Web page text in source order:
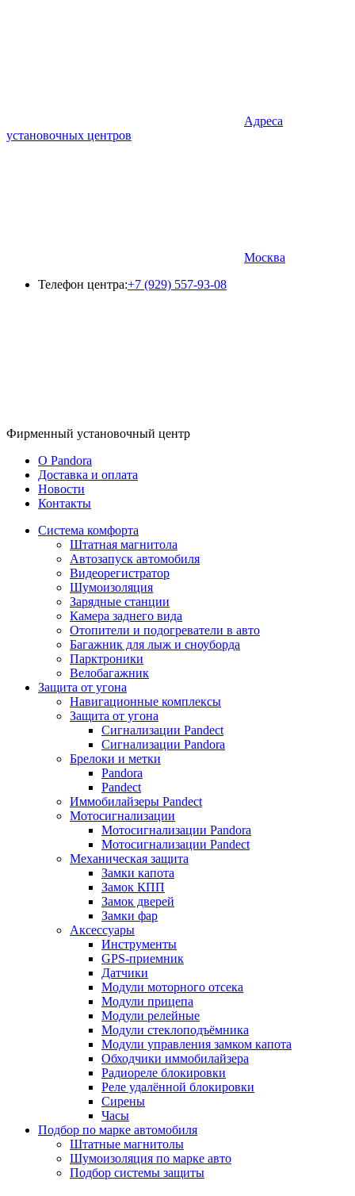
Адреса
установочных центров
Москва
Телефон центра:+7 (929) 557-93-08
Фирменный установочный центр
O Pandora
Доставка и оплата
Новости
Контакты
Система комфорта
Штатная магнитола
Автозапуск автомобиля
Видеорегистратор
Шумоизоляция
Зарядные станции
Камера заднего вида
Отопители и подогреватели в авто
Багажник для лыж и сноуборда
Парктроники
Велобагажник
Защита от угона
Навигационные комплексы
Защита от угона
Сигнализации Pandect
Сигнализации Pandora
Брелоки и метки
Pandora
Pandect
Иммобилайзеры Pandect
Мотосигнализации
Мотосигнализации Pandora
Мотосигнализации Pandect
Механическая защита
Замки капота
Замок КПП
Замок дверей
Замки фар
Аксессуары
Инструменты
GPS-приемник
Датчики
Модули моторного отсека
Модули прицепа
Модули релейные
Модули стеклоподъёмника
Модули управления замком капота
Обходчики иммобилайзера
Радиореле блокировки
Реле удалённой блокировки
Сирены
Часы
Подбор по марке автомобиля
Штатные магнитолы
Шумоизоляция по марке авто
Подбор системы защиты